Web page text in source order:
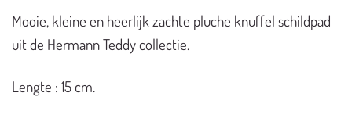
Mooie, kleine en heerlijk zachte pluche knuffel schildpad
uit de Hermann Teddy collectie.
Lengte : 15 cm.